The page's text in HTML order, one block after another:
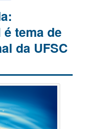
tema de
da UFSC